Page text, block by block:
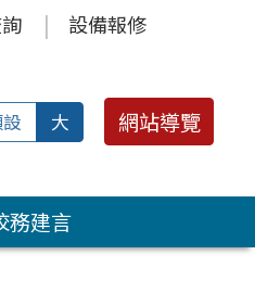
設備報修
大 網站導覽
務建言